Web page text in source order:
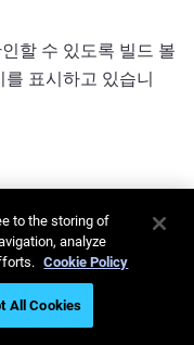
할 수 있도록 빌드 볼
표시하고 있습니
니까?
볼륨 전체에 걸쳐
to the storing of
analyze
Cookie Policy
All Cookies